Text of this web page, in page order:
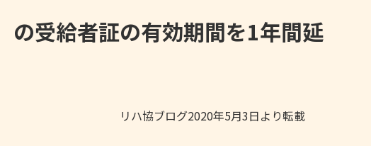
の受給者証の有効期間を1年間延
リハ協ブログ2020年5月3日より転載